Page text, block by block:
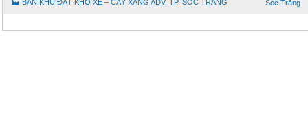
🏭 BÁN KHU ĐẤT KHO XE – CÂY XĂNG ADV, TP. SÓC TRĂNG Sóc Trăng